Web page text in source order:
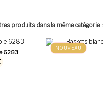
produits dans la même catégorie :
6283
NOUVEAU